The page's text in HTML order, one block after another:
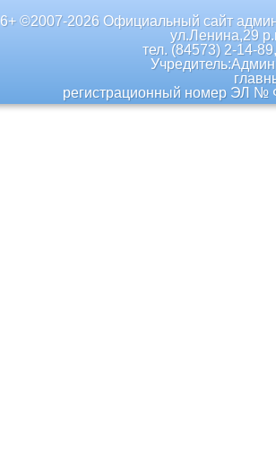
6+ ©2007-2026 Официальный сайт
ул.Ленина,29
тел. (84573) 2-14-
регистрационный номер ЭЛ №